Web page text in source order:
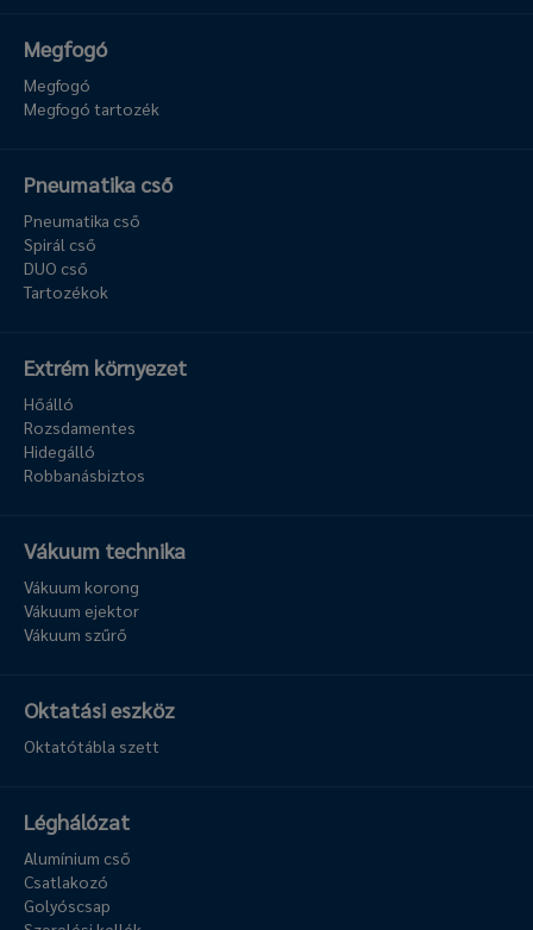
Megfogó
Megfogó
Megfogó tartozék
Pneumatika cső
Pneumatika cső
Spirál cső
DUO cső
Tartozékok
Extrém környezet
Hőálló
Rozsdamentes
Hidegálló
Robbanásbiztos
Vákuum technika
Vákuum korong
Vákuum ejektor
Vákuum szűrő
Oktatási eszköz
Oktatótábla szett
Léghálózat
Alumínium cső
Csatlakozó
Golyóscsap